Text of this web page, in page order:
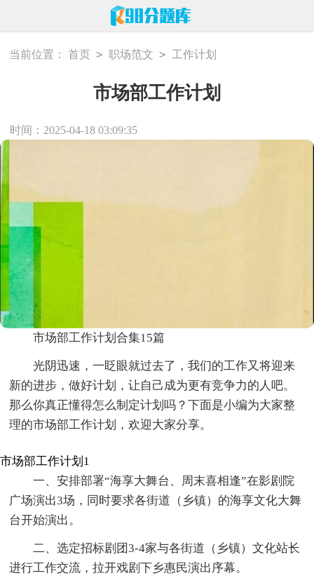
当前位置： 首页 > 职场范文 > 工作计划
市场部工作计划
时间：2025-04-18 03:09:35
市场部工作计划合集15篇
光阴迅速，一眨眼就过去了，我们的工作又将迎来
新的进步，做好计划，让自己成为更有竞争力的人吧。
那么你真正懂得怎么制定计划吗？下面是小编为大家整
理的市场部工作计划，欢迎大家分享。
市场部工作计划1
一、安排部署“海享大舞台、周末喜相逢”在影剧院
广场演出3场，同时要求各街道（乡镇）的海享文化大舞
台开始演出。
二、选定招标剧团3-4家与各街道（乡镇）文化站长
进行工作交流，拉开戏剧下乡惠民演出序幕。